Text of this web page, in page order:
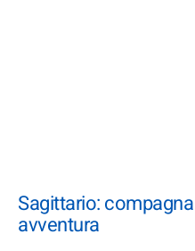
Sagittario:
avventura